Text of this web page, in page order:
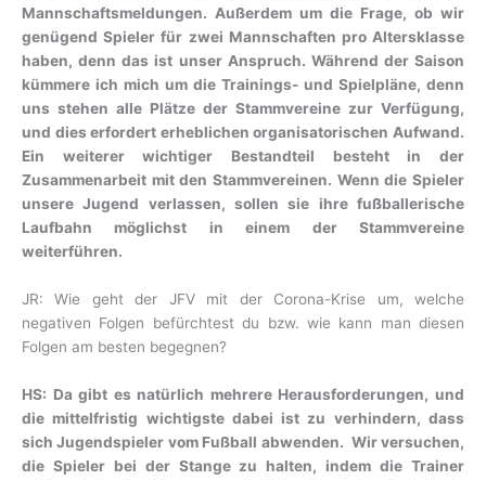
Mannschaftsmeldungen. Außerdem um die Frage, ob wir
genügend Spieler für zwei Mannschaften pro Altersklasse
haben, denn das ist unser Anspruch. Während der Saison
kümmere ich mich um die Trainings- und Spielpläne, denn
uns stehen alle Plätze der Stammvereine zur Verfügung,
und dies erfordert erheblichen organisatorischen Aufwand.
Ein weiterer wichtiger Bestandteil besteht in der
Zusammenarbeit mit den Stammvereinen. Wenn die Spieler
unsere Jugend verlassen, sollen sie ihre fußballerische
Laufbahn möglichst in einem der Stammvereine
weiterführen.
JR: Wie geht der JFV mit der Corona-Krise um, welche
negativen Folgen befürchtest du bzw. wie kann man diesen
Folgen am besten begegnen?
HS: Da gibt es natürlich mehrere Herausforderungen, und
die mittelfristig wichtigste dabei ist zu verhindern, dass
sich Jugendspieler vom Fußball abwenden. Wir versuchen,
die Spieler bei der Stange zu halten, indem die Trainer